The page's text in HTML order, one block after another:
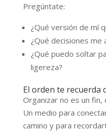
Pregúntate:
¿Qué versión de mí
¿Qué decisiones me
¿Qué puedo soltar
ligereza?
El orden te recuerda
Organizar no es un
Un medio para
camino y para